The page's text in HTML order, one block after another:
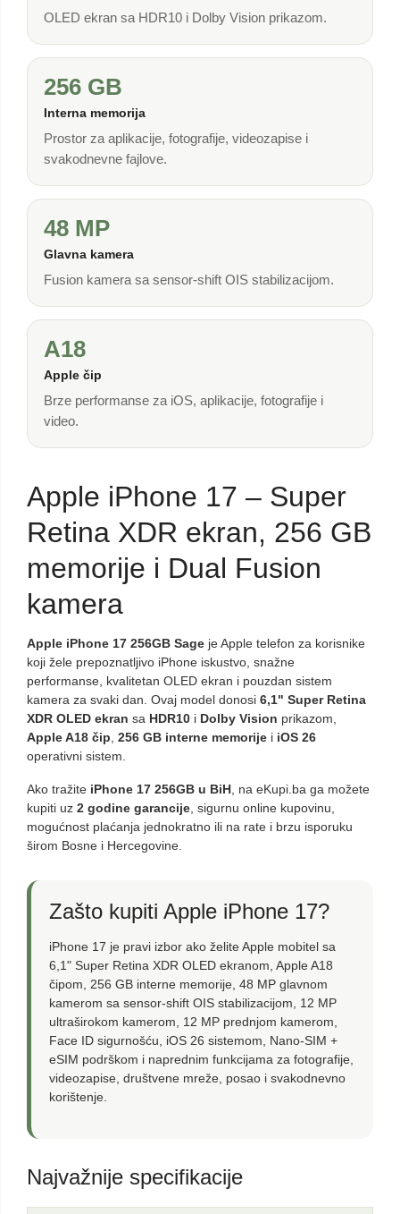
OLED ekran sa HDR10 i Dolby Vision prikazom.
256 GB
Interna memorija
Prostor za aplikacije, fotografije, videozapise i
svakodnevne fajlove.
48 MP
Glavna kamera
Fusion kamera sa sensor-shift OIS stabilizacijom.
A18
Apple čip
Brze performanse za iOS, aplikacije, fotografije i
video.
Apple iPhone 17 – Super
Retina XDR ekran, 256 GB
memorije i Dual Fusion
kamera
Apple iPhone 17 256GB Sage je Apple telefon za korisnike
koji žele prepoznatljivo iPhone iskustvo, snažne
performanse, kvalitetan OLED ekran i pouzdan sistem
kamera za svaki dan. Ovaj model donosi 6,1" Super Retina
XDR OLED ekran sa HDR10 i Dolby Vision prikazom,
Apple A18 čip 256 GB interne memorije i iOS 26
operativni sistem.
Ako tražite iPhone 17 256GB u BiH , na eKupi.ba ga možete
kupiti uz 2 godine garancije , sigurnu online kupovinu,
mogućnost plaćanja jednokratno ili na rate i brzu isporuku
širom Bosne i Hercegovine.
Zašto kupiti Apple iPhone 17?
iPhone 17 je pravi izbor ako želite Apple mobitel sa
6,1" Super Retina XDR OLED ekranom, Apple A18
čipom, 256 GB interne memorije, 48 MP glavnom
kamerom sa sensor-shift OIS stabilizacijom, 12 MP
ultraširokom kamerom, 12 MP prednjom kamerom,
Face ID sigurnošću, iOS 26 sistemom, Nano-SIM +
eSIM podrškom i naprednim funkcijama za fotografije,
videozapise, društvene mreže, posao i svakodnevno
korištenje.
Najvažnije specifikacije